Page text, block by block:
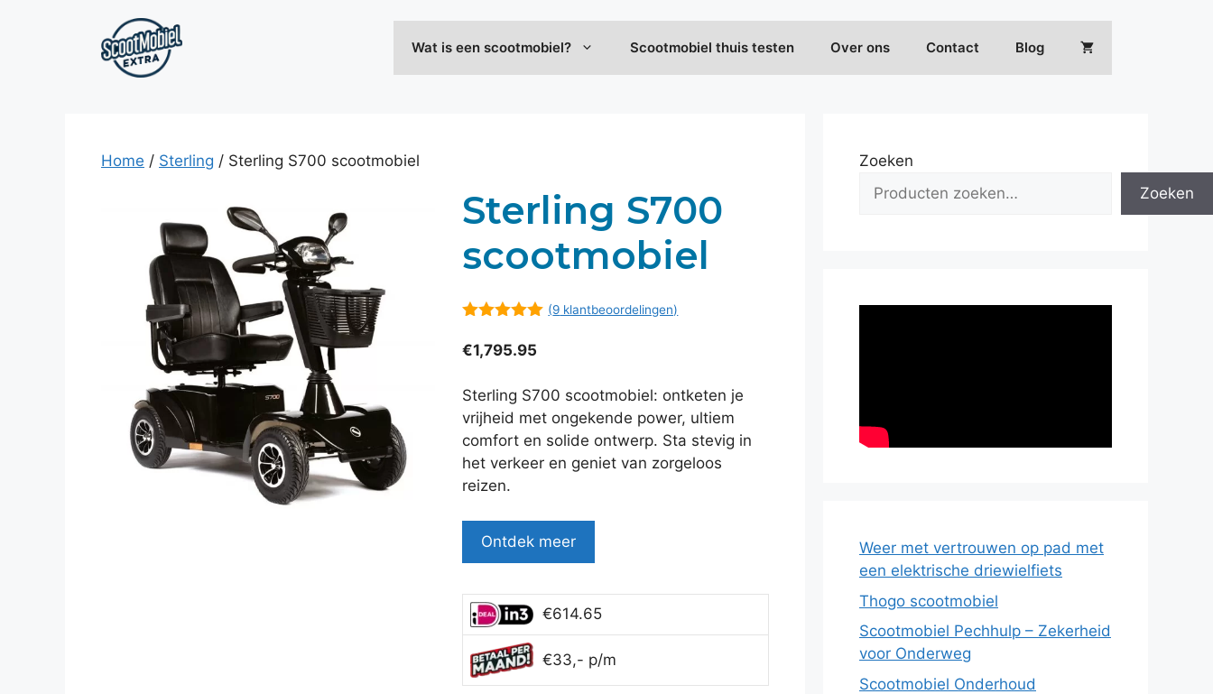
Wat is een scootmobiel? Scootmobiel thuis testen Over ons Contact Blog
Home / Sterling / Sterling S700 scootmobiel
Sterling S700
scootmobiel
(9 klantbeoordelingen)
€1,795.95
Sterling S700 scootmobiel: ontketen je
vrijheid met ongekende power, ultiem
comfort en solide ontwerp. Sta stevig in
het verkeer en geniet van zorgeloos
reizen.
Ontdek meer
€614.65
€33,- p/m
Zoeken
Zoeken
Weer met vertrouwen op pad met
een elektrische driewielfiets
Thogo scootmobiel
Scootmobiel Pechhulp – Zekerheid
voor Onderweg
Scootmobiel Onderhoud